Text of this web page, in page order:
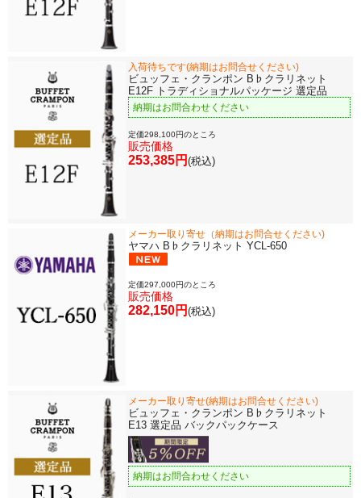
入荷待ちです(納期はお問合せください)
ビュッフェ・クランポン B♭クラリネット
E12F トラディショナルパッケージ 選定品
納期はお問合わせください
定価298,100円のところ
販売価格
253,385円 (税込)
メーカー取り寄せ（納期はお問合せください)
ヤマハ B♭クラリネット YCL-650
定価297,000円のところ
販売価格
282,150円 (税込)
メーカー取り寄せ(納期はお問合せください)
ビュッフェ・クランポン B♭クラリネット
E13 選定品 バックパックケース
納期はお問合わせください